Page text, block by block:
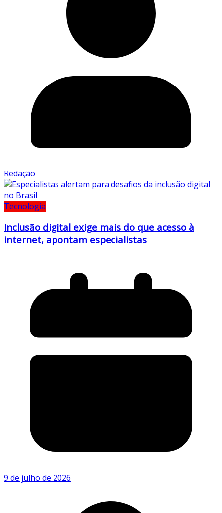
Redação
Tecnologia
Inclusão digital exige mais do que acesso à
internet, apontam especialistas
9 de julho de 2026